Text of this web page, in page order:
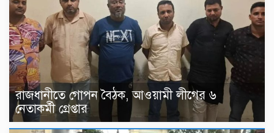
রাজধানীতে গোপন বৈঠক, আওয়ামী লীগের ৬
নেতাকর্মী গ্রেপ্তার